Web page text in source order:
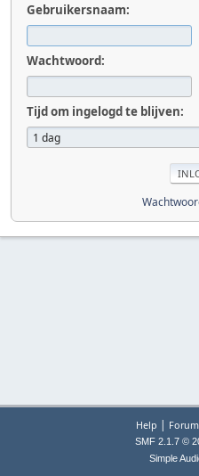
Gebruikersnaam:
Wachtwoord:
Tijd om ingelogd te blijven:
Help |
SMF 2.1.7 ©
Simple